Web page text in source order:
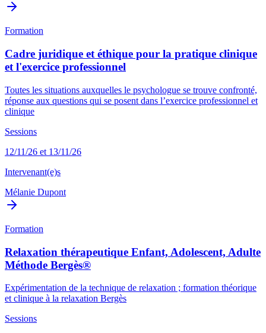
Formation
Cadre juridique et éthique pour la pratique clinique
et l'exercice professionnel
Toutes les situations auxquelles le psychologue se trouve confronté,
réponse aux questions qui se posent dans l’exercice professionnel et
clinique
Sessions
12/11/26 et 13/11/26
Intervenant(e)s
Mélanie Dupont
Formation
Relaxation thérapeutique Enfant, Adolescent, Adulte
Méthode Bergès®
Expérimentation de la technique de relaxation ; formation théorique
et clinique à la relaxation Bergès
Sessions